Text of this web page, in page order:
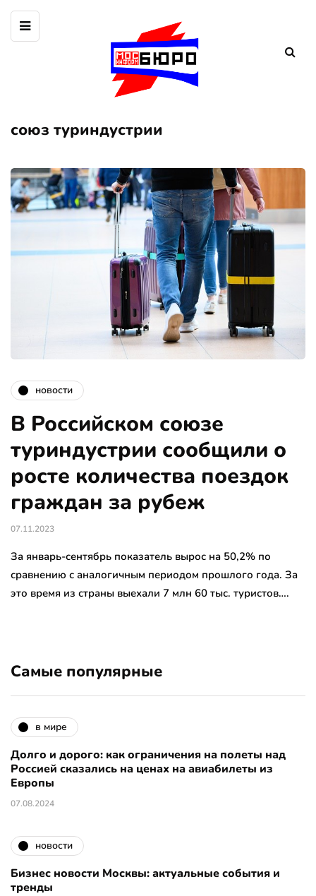
союз туриндустрии
новости
В Российском союзе
туриндустрии сообщили о
росте количества поездок
граждан за рубеж
07.11.2023
За январь-сентябрь показатель вырос на 50,2% по
сравнению с аналогичным периодом прошлого года. За
это время из страны выехали 7 млн 60 тыс. туристов….
Самые популярные
в мире
Долго и дорого: как ограничения на полеты над
Россией сказались на ценах на авиабилеты из
Европы
07.08.2024
новости
Бизнес новости Москвы: актуальные события и
тренды